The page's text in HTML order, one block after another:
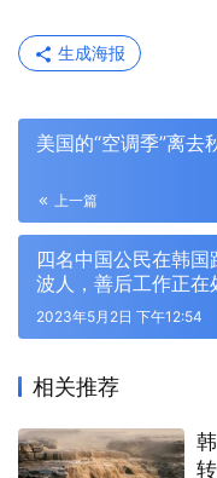
生成海报
美国的“空调季”离
上一篇
四名中国公民在韩
波人，善后工作正在
2023年5月2日 下午12:54
相关推荐